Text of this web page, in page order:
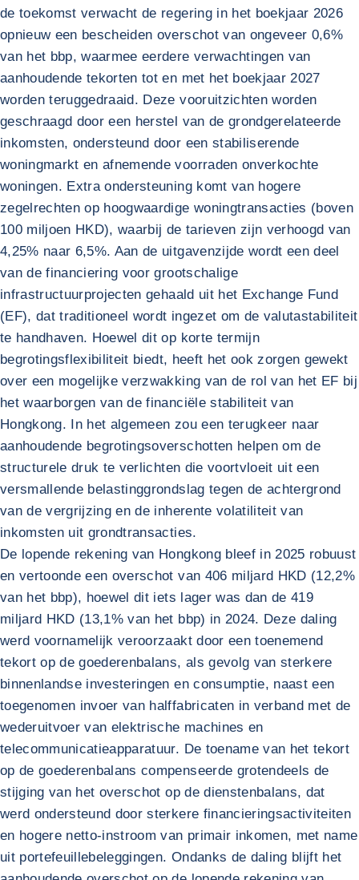
de toekomst verwacht de regering in het boekjaar 2026
opnieuw een bescheiden overschot van ongeveer 0,6%
van het bbp, waarmee eerdere verwachtingen van
aanhoudende tekorten tot en met het boekjaar 2027
worden teruggedraaid. Deze vooruitzichten worden
geschraagd door een herstel van de grondgerelateerde
inkomsten, ondersteund door een stabiliserende
woningmarkt en afnemende voorraden onverkochte
woningen. Extra ondersteuning komt van hogere
zegelrechten op hoogwaardige woningtransacties (boven
100 miljoen HKD), waarbij de tarieven zijn verhoogd van
4,25% naar 6,5%. Aan de uitgavenzijde wordt een deel
van de financiering voor grootschalige
infrastructuurprojecten gehaald uit het Exchange Fund
(EF), dat traditioneel wordt ingezet om de valutastabiliteit
te handhaven. Hoewel dit op korte termijn
begrotingsflexibiliteit biedt, heeft het ook zorgen gewekt
over een mogelijke verzwakking van de rol van het EF bij
het waarborgen van de financiële stabiliteit van
Hongkong. In het algemeen zou een terugkeer naar
aanhoudende begrotingsoverschotten helpen om de
structurele druk te verlichten die voortvloeit uit een
versmallende belastinggrondslag tegen de achtergrond
van de vergrijzing en de inherente volatiliteit van
inkomsten uit grondtransacties.
De lopende rekening van Hongkong bleef in 2025 robuust
en vertoonde een overschot van 406 miljard HKD (12,2%
van het bbp), hoewel dit iets lager was dan de 419
miljard HKD (13,1% van het bbp) in 2024. Deze daling
werd voornamelijk veroorzaakt door een toenemend
tekort op de goederenbalans, als gevolg van sterkere
binnenlandse investeringen en consumptie, naast een
toegenomen invoer van halffabricaten in verband met de
wederuitvoer van elektrische machines en
telecommunicatieapparatuur. De toename van het tekort
op de goederenbalans compenseerde grotendeels de
stijging van het overschot op de dienstenbalans, dat
werd ondersteund door sterkere financieringsactiviteiten
en hogere netto-instroom van primair inkomen, met name
uit portefeuillebeleggingen. Ondanks de daling blijft het